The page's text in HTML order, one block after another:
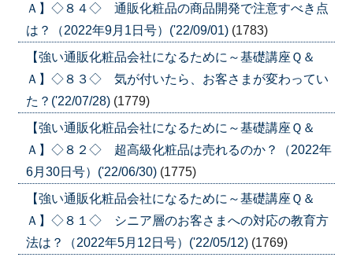
Ａ】◇８４◇ 通販化粧品の商品開発で注意すべき点
は？（2022年9月1日号）('22/09/01) (1783)
【強い通販化粧品会社になるために～基礎講座Ｑ＆
Ａ】◇８３◇ 気が付いたら、お客さまが変わってい
た？('22/07/28) (1779)
【強い通販化粧品会社になるために～基礎講座Ｑ＆
Ａ】◇８２◇ 超高級化粧品は売れるのか？（2022年
6月30日号）('22/06/30) (1775)
【強い通販化粧品会社になるために～基礎講座Ｑ＆
Ａ】◇８１◇ シニア層のお客さまへの対応の教育方
法は？（2022年5月12日号）('22/05/12) (1769)